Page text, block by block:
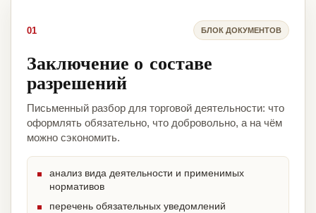
01 БЛОК ДОКУМЕНТОВ
Заключение о составе
разрешений
Письменный разбор для торговой деятельности: что
оформлять обязательно, что добровольно, а на чём
можно сэкономить.
анализ вида деятельности и применимых
нормативов
перечень обязательных уведомлений